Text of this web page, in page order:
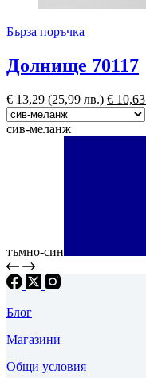
Бърза поръчка
Долнище 70117
€13,29(25,99 лв.) € 10,63
сив-меланж
тъмно-син
Блог
Магазини
Общи условия